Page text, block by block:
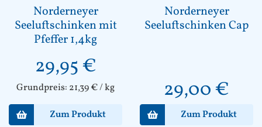
Norderneyer
Seeluftschinken mit
Pfeffer 1,4kg
29,95€
Grundpreis: 21,39€/kg
Zum Produkt
Norderneyer
Seeluftschinken Cap
29,00€
Zum Produkt